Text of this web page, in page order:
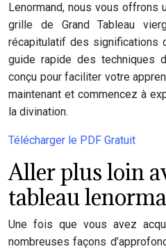
Lenormand, nous vous offrons
grille de Grand Tableau
récapitulatif des significations
guide rapide des techniques
conçu pour faciliter votre
maintenant et commencez à
la divination.
Télécharger le PDF Gratuit
Aller plus loin
tableau
Une fois que vous avez
nombreuses façons